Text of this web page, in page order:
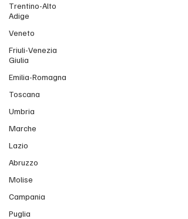
Trentino-Alto
Adige
Veneto
Friuli-Venezia
Giulia
Emilia-Romagna
Toscana
Umbria
Marche
Lazio
Abruzzo
Molise
Campania
Puglia